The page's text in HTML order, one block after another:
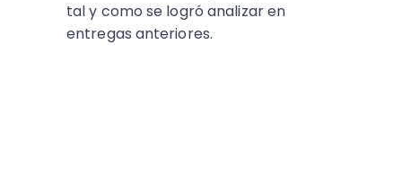
tal y como se logró analizar en
entregas anteriores.